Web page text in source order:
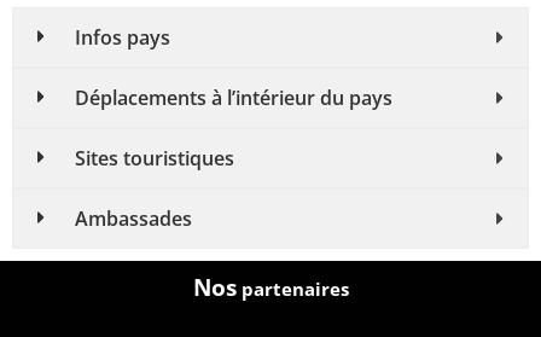
Infos pays
Déplacements à l’intérieur du pays
Sites touristiques
Ambassades
Nospartenaires